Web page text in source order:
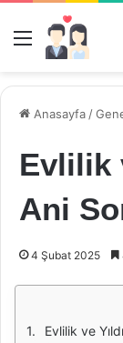
Menü
Anasayfa /
Evlilik
Ani
4 Şubat 2025
Evlilik ve